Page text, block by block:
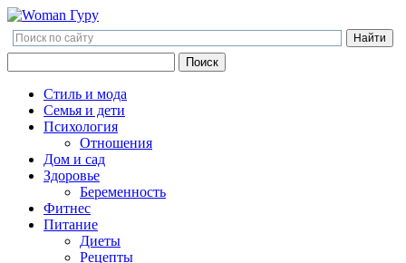
Поиск
Стиль и мода
Семья и дети
Психология
Отношения
Дом и сад
Здоровье
Беременность
Фитнес
Питание
Диеты
Рецепты